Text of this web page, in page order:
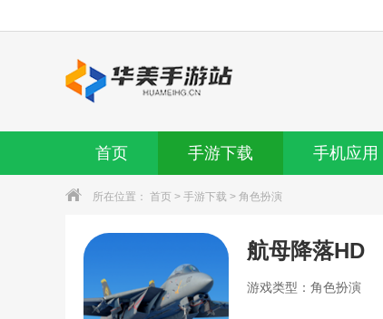
首页 手游下载 手机应用
所在位置： 首页 > 手游下载 > 角色扮演
航母降落HD
游戏类型：角色扮演